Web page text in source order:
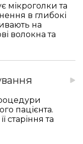
мікроголки та
в глибокі
на
волокна та
пацієнта.
старіння та